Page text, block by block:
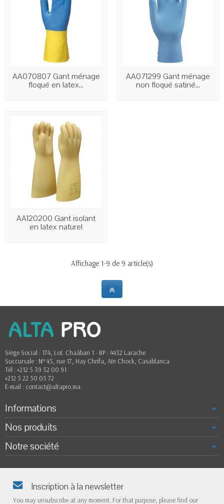
AA070807 Gant ménage
floqué en latex...
AA071299 Gant ménage
non floqué satiné...
AA120200 Gant isolant
en latex naturel
Affichage 1-9 de 9 article(s)
Siège Social : 174, Lot. Chaâban 1 - BP : 4432 Larache
Succursale : Nº 45, rue 17, Hay Chrifa, Aïn Chock, Casablanca
Tél : +212 5 39 52 00 91
+212 5 22 50 05 72
E-mail : contact@altapro.ma
Informations
Nos produits
Notre société
Inscription à la newsletter
You may unsubscribe at any moment. For that purpose, please find our